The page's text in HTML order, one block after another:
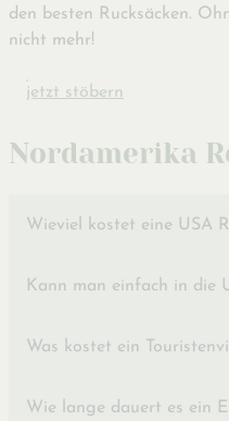
den besten Rucksäcken.
nicht mehr!
jetzt stöbern
Nordamerika
Wieviel kostet eine USA
Kann man einfach in die
Was kostet ein
Wie lange dauert es ein